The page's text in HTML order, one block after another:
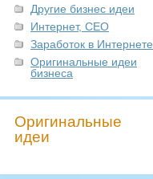
Другие бизнес идеи
Интернет, СЕО
Заработок в Интернете
Оригинальные идеи
бизнеса
Оригинальные
идеи